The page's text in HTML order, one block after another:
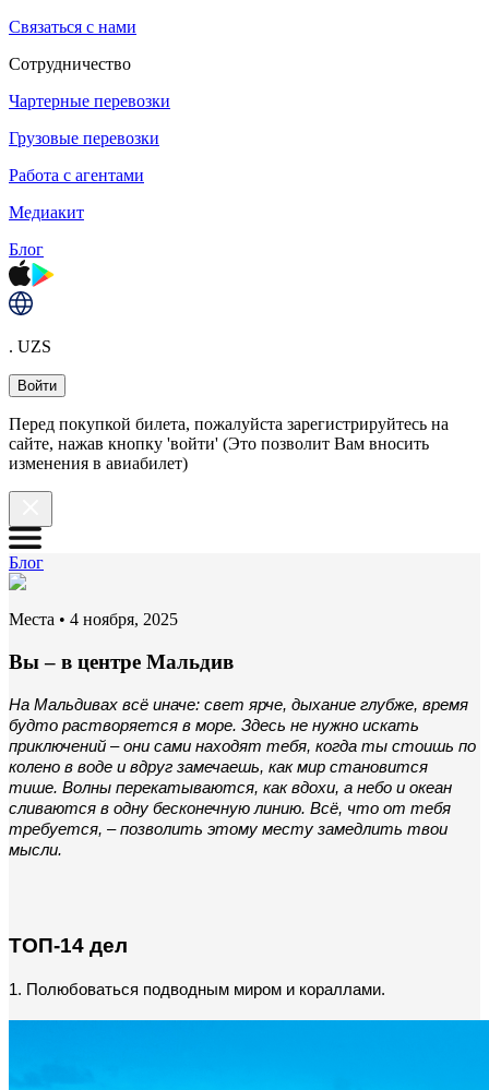
Связаться с нами
Сотрудничество
Чартерные перевозки
Грузовые перевозки
Работа с агентами
Медиакит
Блог
. UZS
Войти
Перед покупкой билета, пожалуйста зарегистрируйтесь на
сайте, нажав кнопку 'войти' (Это позволит Вам вносить
изменения в авиабилет)
Блог
Места • 4 ноября, 2025
Вы – в центре Мальдив
На Мальдивах всё иначе: свет ярче, дыхание глубже, время
будто растворяется в море. Здесь не нужно искать
приключений – они сами находят тебя, когда ты стоишь по
колено в воде и вдруг замечаешь, как мир становится
тише. Волны перекатываются, как вдохи, а небо и океан
сливаются в одну бесконечную линию. Всё, что от тебя
требуется, – позволить этому месту замедлить твои
мысли.
ТОП-14 дел
1. Полюбоваться подводным миром и кораллами.